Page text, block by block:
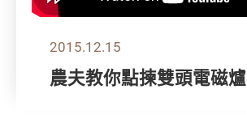
2015.12.15
農夫教你點揀雙頭電磁爐